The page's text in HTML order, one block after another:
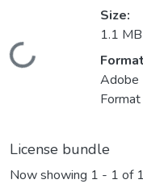
Loading...
Size:
1.1 MB
Adobe
Format
License bundle
Now showing 1 - 1 of 1